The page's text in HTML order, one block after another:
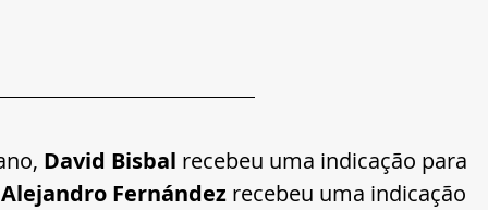
David Bisbal recebeu uma indicação para
Alejandro Fernández recebeu uma indicação